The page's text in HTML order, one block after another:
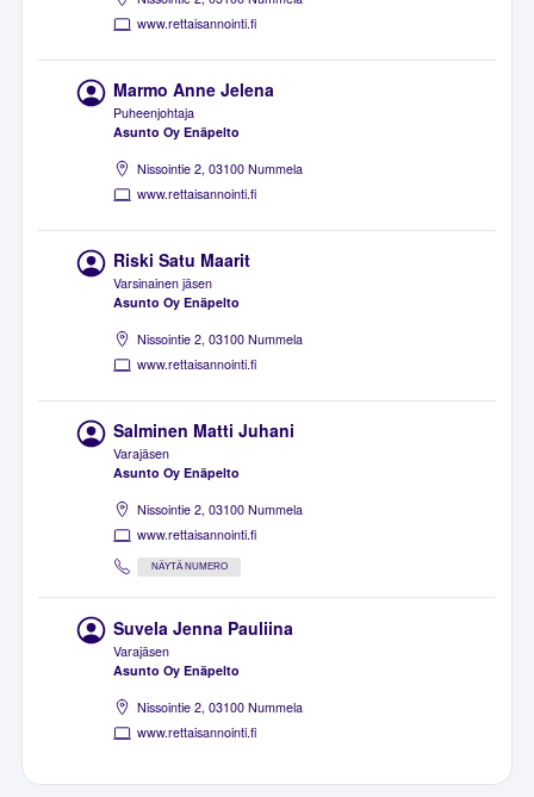
www.rettaisannointi.fi
Marmo Anne Jelena
Puheenjohtaja
Asunto Oy Enäpelto
Nissointie 2, 03100 Nummela
www.rettaisannointi.fi
Riski Satu Maarit
Varsinainen jäsen
Asunto Oy Enäpelto
Nissointie 2, 03100 Nummela
www.rettaisannointi.fi
Salminen Matti Juhani
Varajäsen
Asunto Oy Enäpelto
Nissointie 2, 03100 Nummela
www.rettaisannointi.fi
NÄYTÄ NUMERO
Suvela Jenna Pauliina
Varajäsen
Asunto Oy Enäpelto
Nissointie 2, 03100 Nummela
www.rettaisannointi.fi